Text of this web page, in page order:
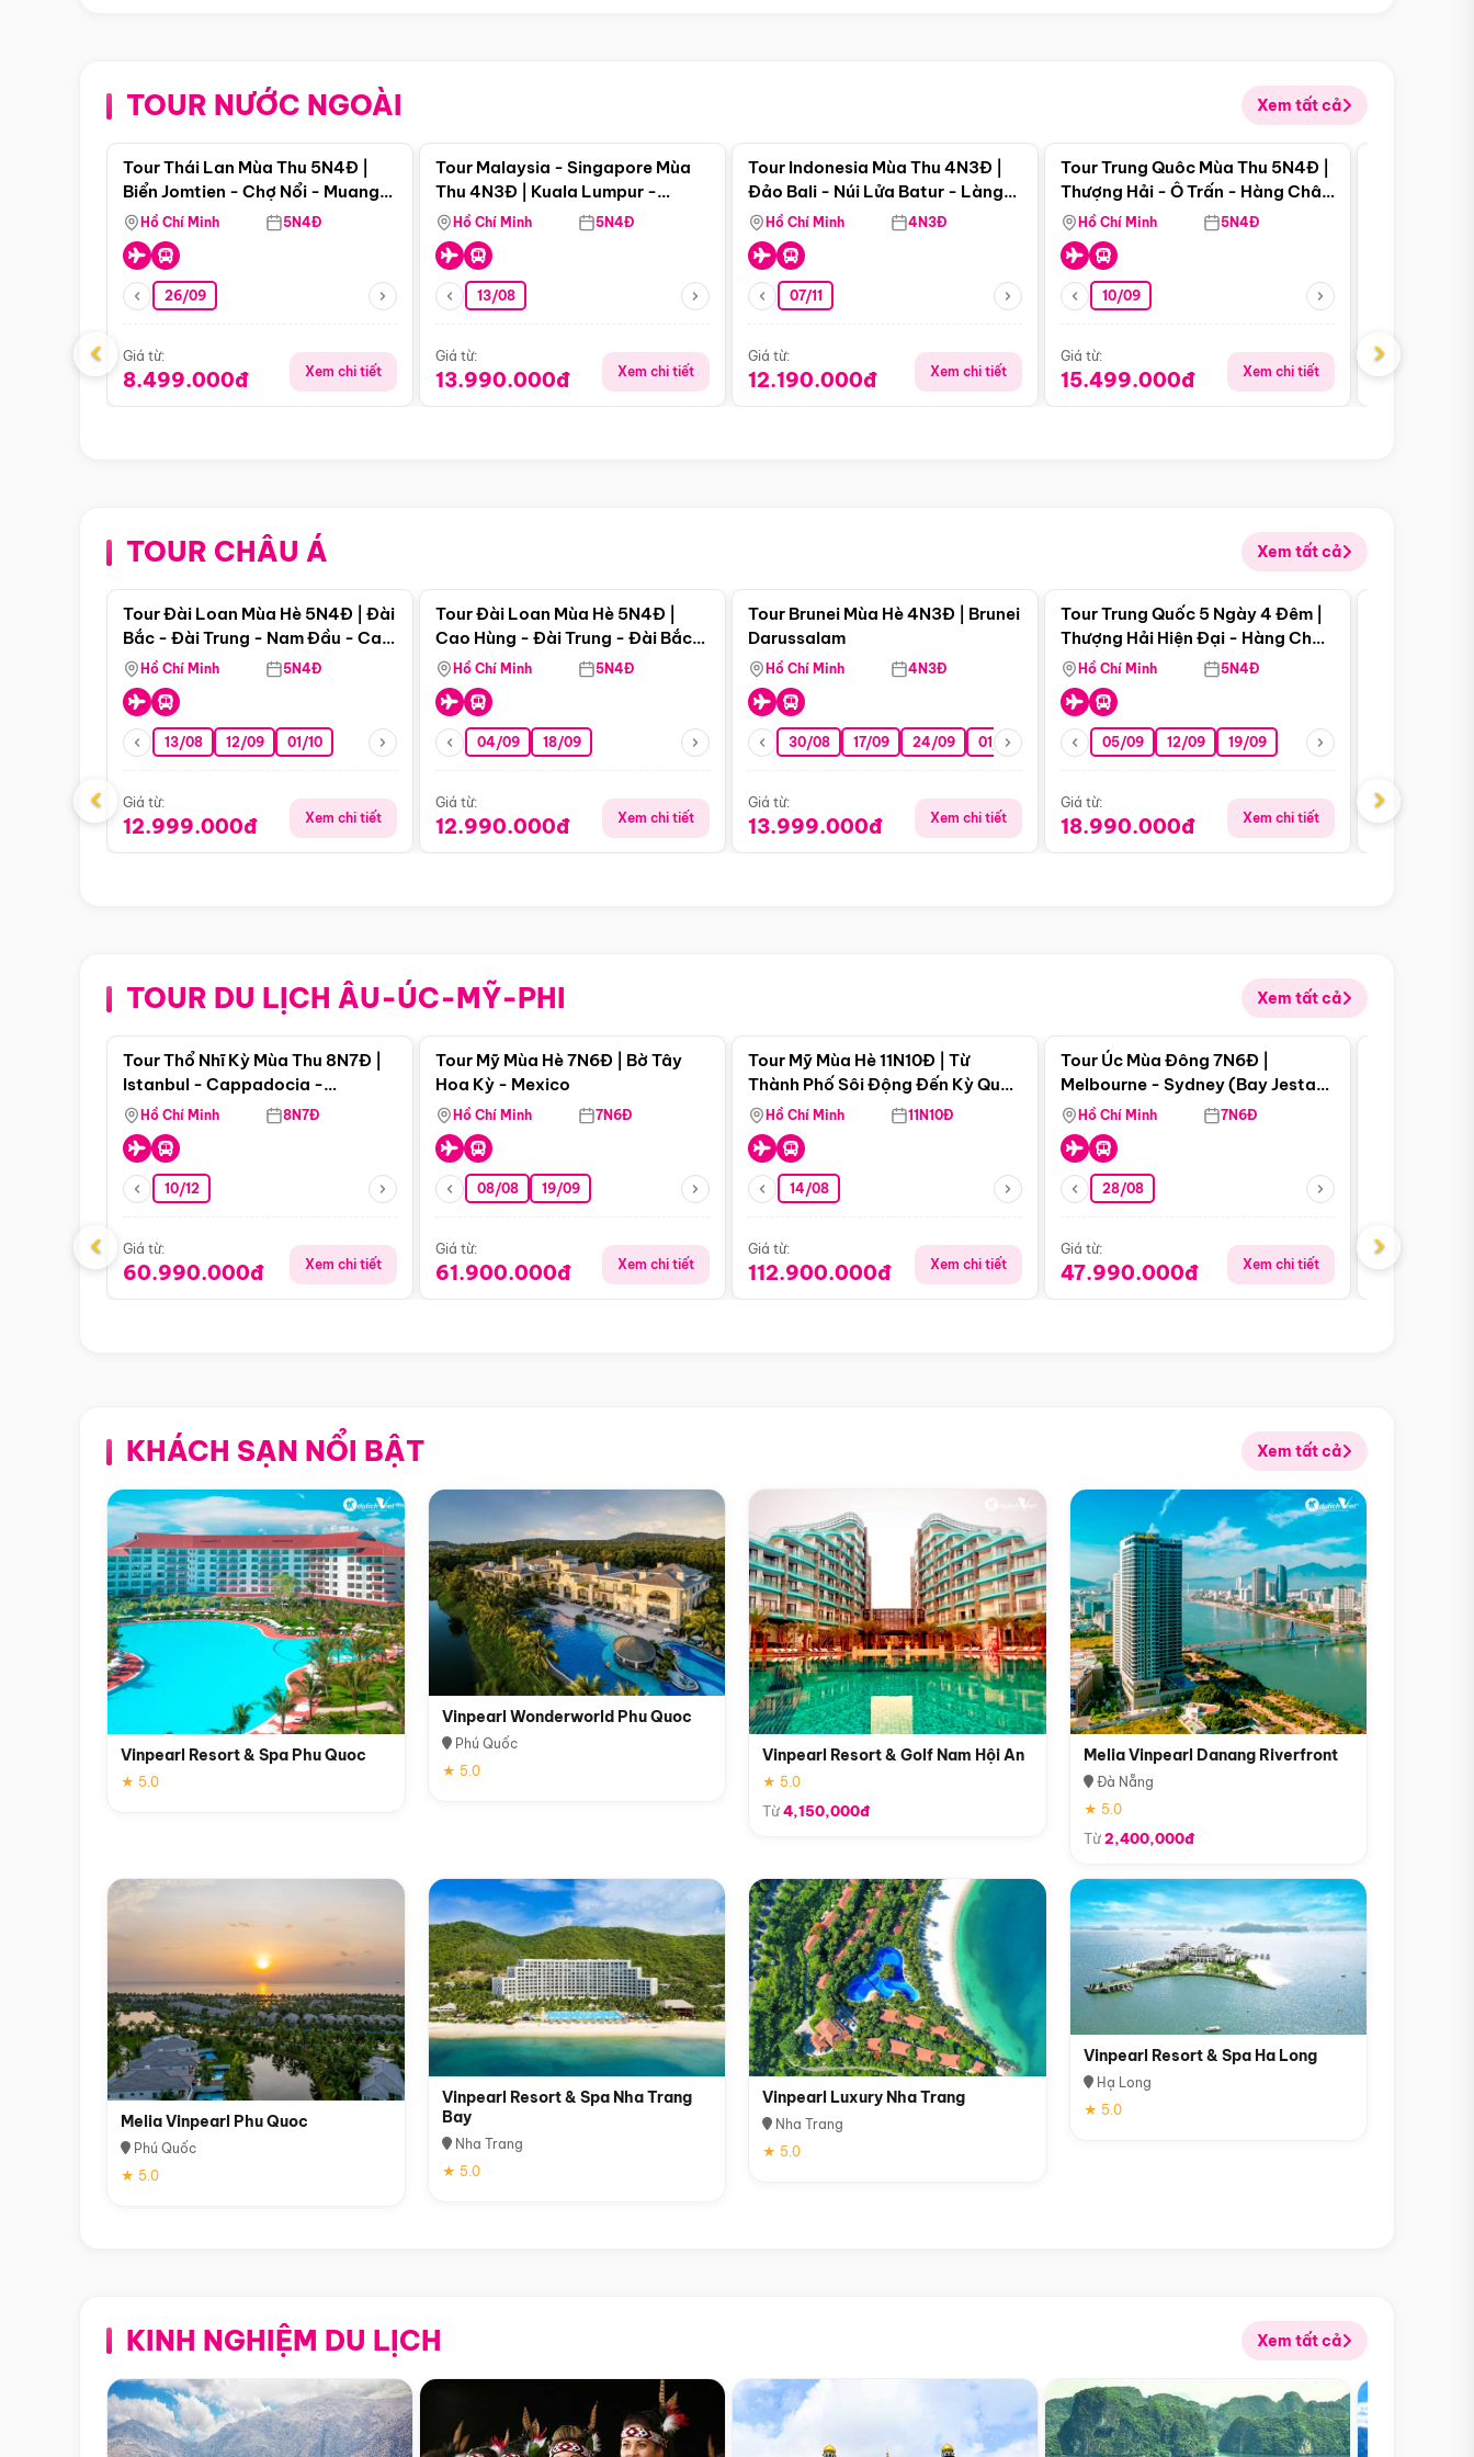
TOUR NƯỚC NGOÀI Xem tất cả
Điểm nổi bật
Tour Thái Lan Mùa Thu 5N4Đ |
Biển Jomtien - Chợ Nổi - Muang
Boran - Suanthai
Hồ Chí Minh 5N4Đ
26/09
Giá từ:
8.499.000đ Xem chi tiết
Tour Malaysia - Singapore Mùa
Thu 4N3Đ | Kuala Lumpur -
Malacca - Johor Baru -
Singapore
Hồ Chí Minh 5N4Đ
13/08
Giá từ:
13.990.000đ Xem chi tiết
Tour Indonesia Mùa Thu 4N3Đ |
Đảo Bali - Núi Lửa Batur - Làng
Penglipuran
Hồ Chí Minh 4N3Đ
07/11
Giá từ:
12.190.000đ Xem chi tiết
Điểm nổi bật
Tour Trung Quôc Mùa Thu 5N4Đ |
Thượng Hải - Ô Trấn - Hàng Châu
(Tour Không Shopping)
Hồ Chí Minh 5N4Đ
10/09
Giá từ:
15.499.000đ Xem chi tiết
Giá từ:
‹ ›
TOUR CHÂU Á Xem tất cả
Điểm nổi bật
Tour Đài Loan Mùa Hè 5N4Đ | Đài
Bắc - Đài Trung - Nam Đầu - Cao
Hùng ( Bay Vn)
Hồ Chí Minh 5N4Đ
13/08 12/09 01/10
Giá từ:
12.999.000đ Xem chi tiết
Tour Đài Loan Mùa Hè 5N4Đ |
Cao Hùng - Đài Trung - Đài Bắc
(Bay Vj)
Hồ Chí Minh 5N4Đ
04/09 18/09
Giá từ:
12.990.000đ Xem chi tiết
Tour Brunei Mùa Hè 4N3Đ | Brunei
Darussalam
Hồ Chí Minh 4N3Đ
30/08 17/09 24/09 01/10 15/10 29/10
Giá từ:
13.999.000đ Xem chi tiết
Điểm nổi bật
Tour Trung Quốc 5 Ngày 4 Đêm |
Thượng Hải Hiện Đại - Hàng Châu
Nên Thơ - Ô Trấn Cổ Kính
Hồ Chí Minh 5N4Đ
05/09 12/09 19/09
Giá từ:
18.990.000đ Xem chi tiết
Giá từ:
‹ ›
TOUR DU LỊCH ÂU-ÚC-MỸ-PHI Xem tất cả
Điểm nổi bật
Tour Thổ Nhĩ Kỳ Mùa Thu 8N7Đ |
Istanbul - Cappadocia -
Pamukkale
Hồ Chí Minh 8N7Đ
10/12
Giá từ:
60.990.000đ Xem chi tiết
Tour Mỹ Mùa Hè 7N6Đ | Bờ Tây
Hoa Kỳ - Mexico
Hồ Chí Minh 7N6Đ
08/08 19/09
Giá từ:
61.900.000đ Xem chi tiết
Tour Mỹ Mùa Hè 11N10Đ | Từ
Thành Phố Sôi Động Đến Kỳ Quan
Thiên Nhiên Mỹ
Hồ Chí Minh 11N10Đ
14/08
Giá từ:
112.900.000đ Xem chi tiết
Điểm nổi bật
Tour Úc Mùa Đông 7N6Đ |
Melbourne - Sydney (Bay Jestar
Airways)
Hồ Chí Minh 7N6Đ
28/08
Giá từ:
47.990.000đ Xem chi tiết
Giá từ:
‹ ›
KHÁCH SẠN NỔI BẬT Xem tất cả
Vinpearl Resort & Spa Phu Quoc
★ 5.0
Vinpearl Wonderworld Phu Quoc
Phú Quốc
★ 5.0
Vinpearl Resort & Golf Nam Hội An
★ 5.0
Từ4,150,000đ
Melia Vinpearl Danang Riverfront
Đà Nẵng
★ 5.0
Từ2,400,000đ
Melia Vinpearl Phu Quoc
Phú Quốc
★ 5.0
Vinpearl Resort & Spa Nha Trang
Bay
Nha Trang
★ 5.0
Vinpearl Luxury Nha Trang
Nha Trang
★ 5.0
Vinpearl Resort & Spa Ha Long
Hạ Long
★ 5.0
KINH NGHIỆM DU LỊCH Xem tất cả